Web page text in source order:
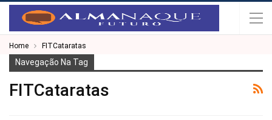
Home FITCataratas
Navegação Na Tag
FITCataratas